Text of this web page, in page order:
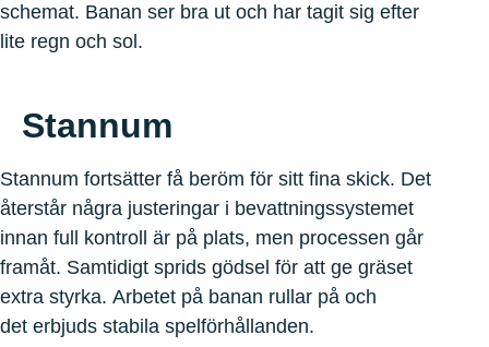
schemat. Banan ser bra ut och har tagit sig efter
lite regn och sol.
Stannum
Stannum fortsätter få beröm för sitt fina skick. Det
återstår några justeringar i bevattningssystemet
innan full kontroll är på plats, men processen går
framåt. Samtidigt sprids gödsel för att ge gräset
extra styrka. Arbetet på banan rullar på och
det erbjuds stabila spelförhållanden.